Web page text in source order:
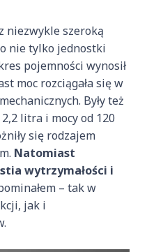
niezwykle szeroką
nie tylko jednostki
pojemności wynosił
moc rozciągała się w
Były też
litra i mocy od 120
się rodzajem
Natomiast
wytrzymałości i
– tak w
jak i